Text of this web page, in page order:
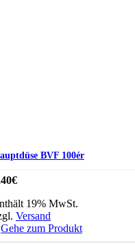
BVF 100ér
€
19% MwSt.
Versand
Gehe zum Produkt